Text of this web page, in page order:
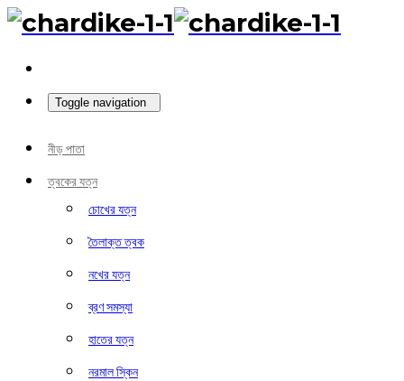
Toggle navigation
নীড় পাতা
ত্বকের যত্ন
চোখের যত্ন
তৈলাক্ত ত্বক
নখের যত্ন
ব্রণ সমস্যা
হাতের যত্ন
নরমাল স্কিন